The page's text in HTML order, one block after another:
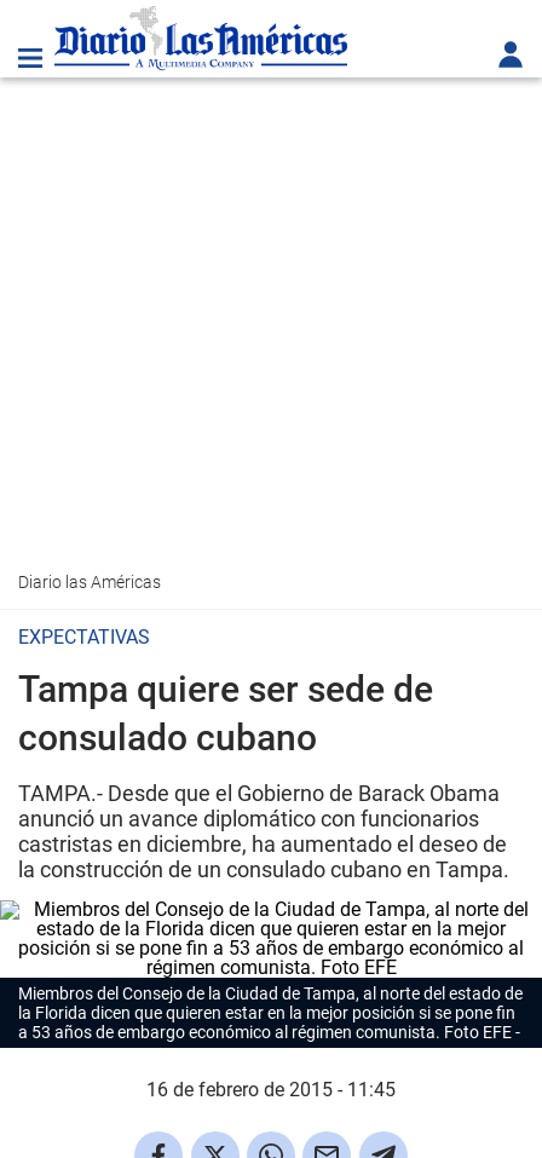
Diario las Américas
EXPECTATIVAS
Tampa quiere ser sede de
consulado cubano
TAMPA.- Desde que el Gobierno de Barack Obama
anunció un avance diplomático con funcionarios
castristas en diciembre, ha aumentado el deseo de
la construcción de un consulado cubano en Tampa.
Miembros del Consejo de la Ciudad de Tampa, al norte del estado de
la Florida dicen que quieren estar en la mejor posición si se pone fin
a 53 años de embargo económico al régimen comunista. Foto EFE
16 de febrero de 2015 - 11:45